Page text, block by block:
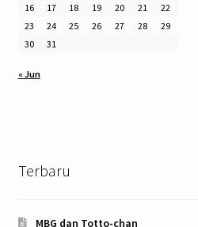
16
17 18 19 20 21
22
23
24 25 26 27 28
29
30
31
« Jun
Terbaru
MBG dan Totto-chan